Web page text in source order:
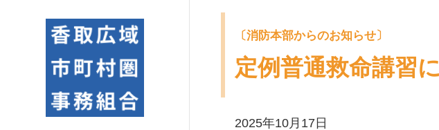
定例普通救命講習
2025年10月17日